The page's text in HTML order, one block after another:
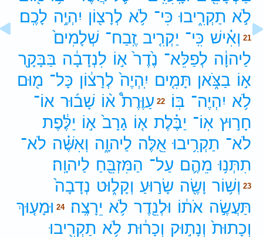
לֹ֣א תַקְרִ֑יבוּ כִּי־ לֹ֥א לְרָצ֖וֹן יִהְיֶ֥ה לָכֶֽם׃
21 וְאִ֗ישׁ כִּֽי־ יַקְרִ֤יב זֶֽבַח־ שְׁלָמִים֙
לַיהוָ֔ה לְפַלֵּא־ נֶ֙דֶר֙ א֣וֹ לִנְדָבָ֔ה בַּבָּקָ֖ר
א֣וֹ בַצֹּ֑אן תָּמִ֤ים יִֽהְיֶה֙ לְרָצ֔וֹן כָּל־ מ֖וּם
לֹ֥א יִהְיֶה־ בּֽוֹ׃ 22 עַוֶּרֶת֩ א֨וֹ שָׁב֜וּר אוֹ־
חָר֣וּץ אֽוֹ־ יַבֶּ֗לֶת א֤וֹ גָרָב֙ א֣וֹ יַלֶּ֔פֶת
לֹא־ תַקְרִ֥יבוּ אֵ֖לֶּה לַיהוָ֑ה וְאִשֶּׁ֗ה לֹא־
תִתְּנ֥וּ מֵהֶ֛ם עַל־ הַמִּזְבֵּ֖חַ לַיהוָֽה׃
23 וְשׁ֥וֹר וָשֶׂ֖ה שָׂר֣וּעַ וְקָל֑וּט נְדָבָה֙
תַּעֲשֶׂ֣ה אֹת֔וֹ וּלְנֵ֖דֶר לֹ֥א יֵרָצֶֽה׃ 24 וּמָע֤וּךְ
וְכָתוּת֙ וְנָת֣וּק וְכָר֔וּת לֹ֥א תַקְרִ֖יבוּ